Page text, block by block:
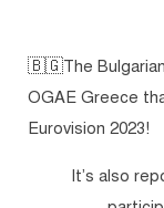
🇧🇬The
OGAE Greece
Eurovision 2023!
It’s also